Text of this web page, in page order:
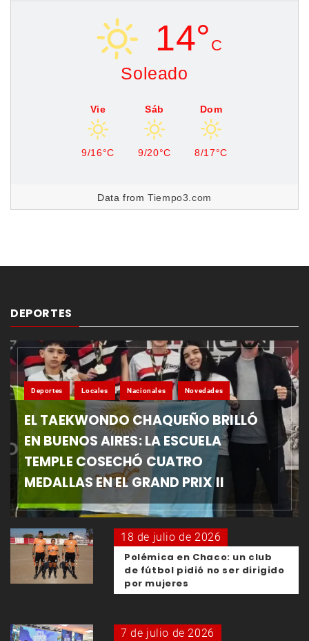
14° C
Soleado
Vie
9/16°C
Sáb
9/20°C
Dom
8/17°C
Data fromTiempo3.com
DEPORTES
Deportes Locales Nacionales Novedades
EL TAEKWONDO CHAQUEÑO BRILLÓ
EN BUENOS AIRES: LA ESCUELA
TEMPLE COSECHÓ CUATRO
MEDALLAS EN EL GRAND PRIX II
18 de julio de 2026
Polémica en Chaco: un club
de fútbol pidió no ser dirigido
por mujeres
7 de julio de 2026